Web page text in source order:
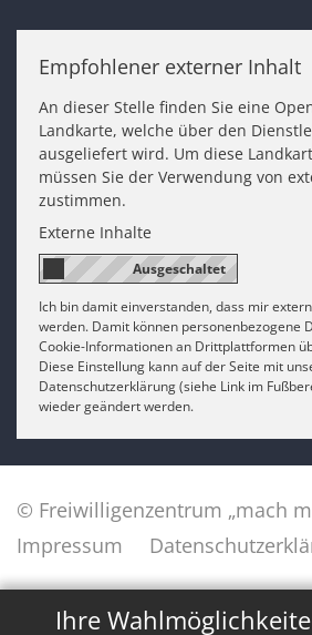
Ihre
Empfohlener externer Inhalt
An dieser Stelle finden Sie eine
Landkarte, welche über den
ausgeliefert wird. Um diese
müssen Sie der Verwendung von
zustimmen.
Externe Inhalte
Ich bin damit einverstanden, dass mir
werden. Damit können personenbezogene
Cookie-Informationen an Drittplattformen
Diese Einstellung kann auf der Seite mit
Datenschutzerklärung (siehe Link im
wieder geändert werden.
© Freiwilligenzentrum „mach
Impressum